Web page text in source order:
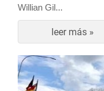
Willian Gil...
leer más »